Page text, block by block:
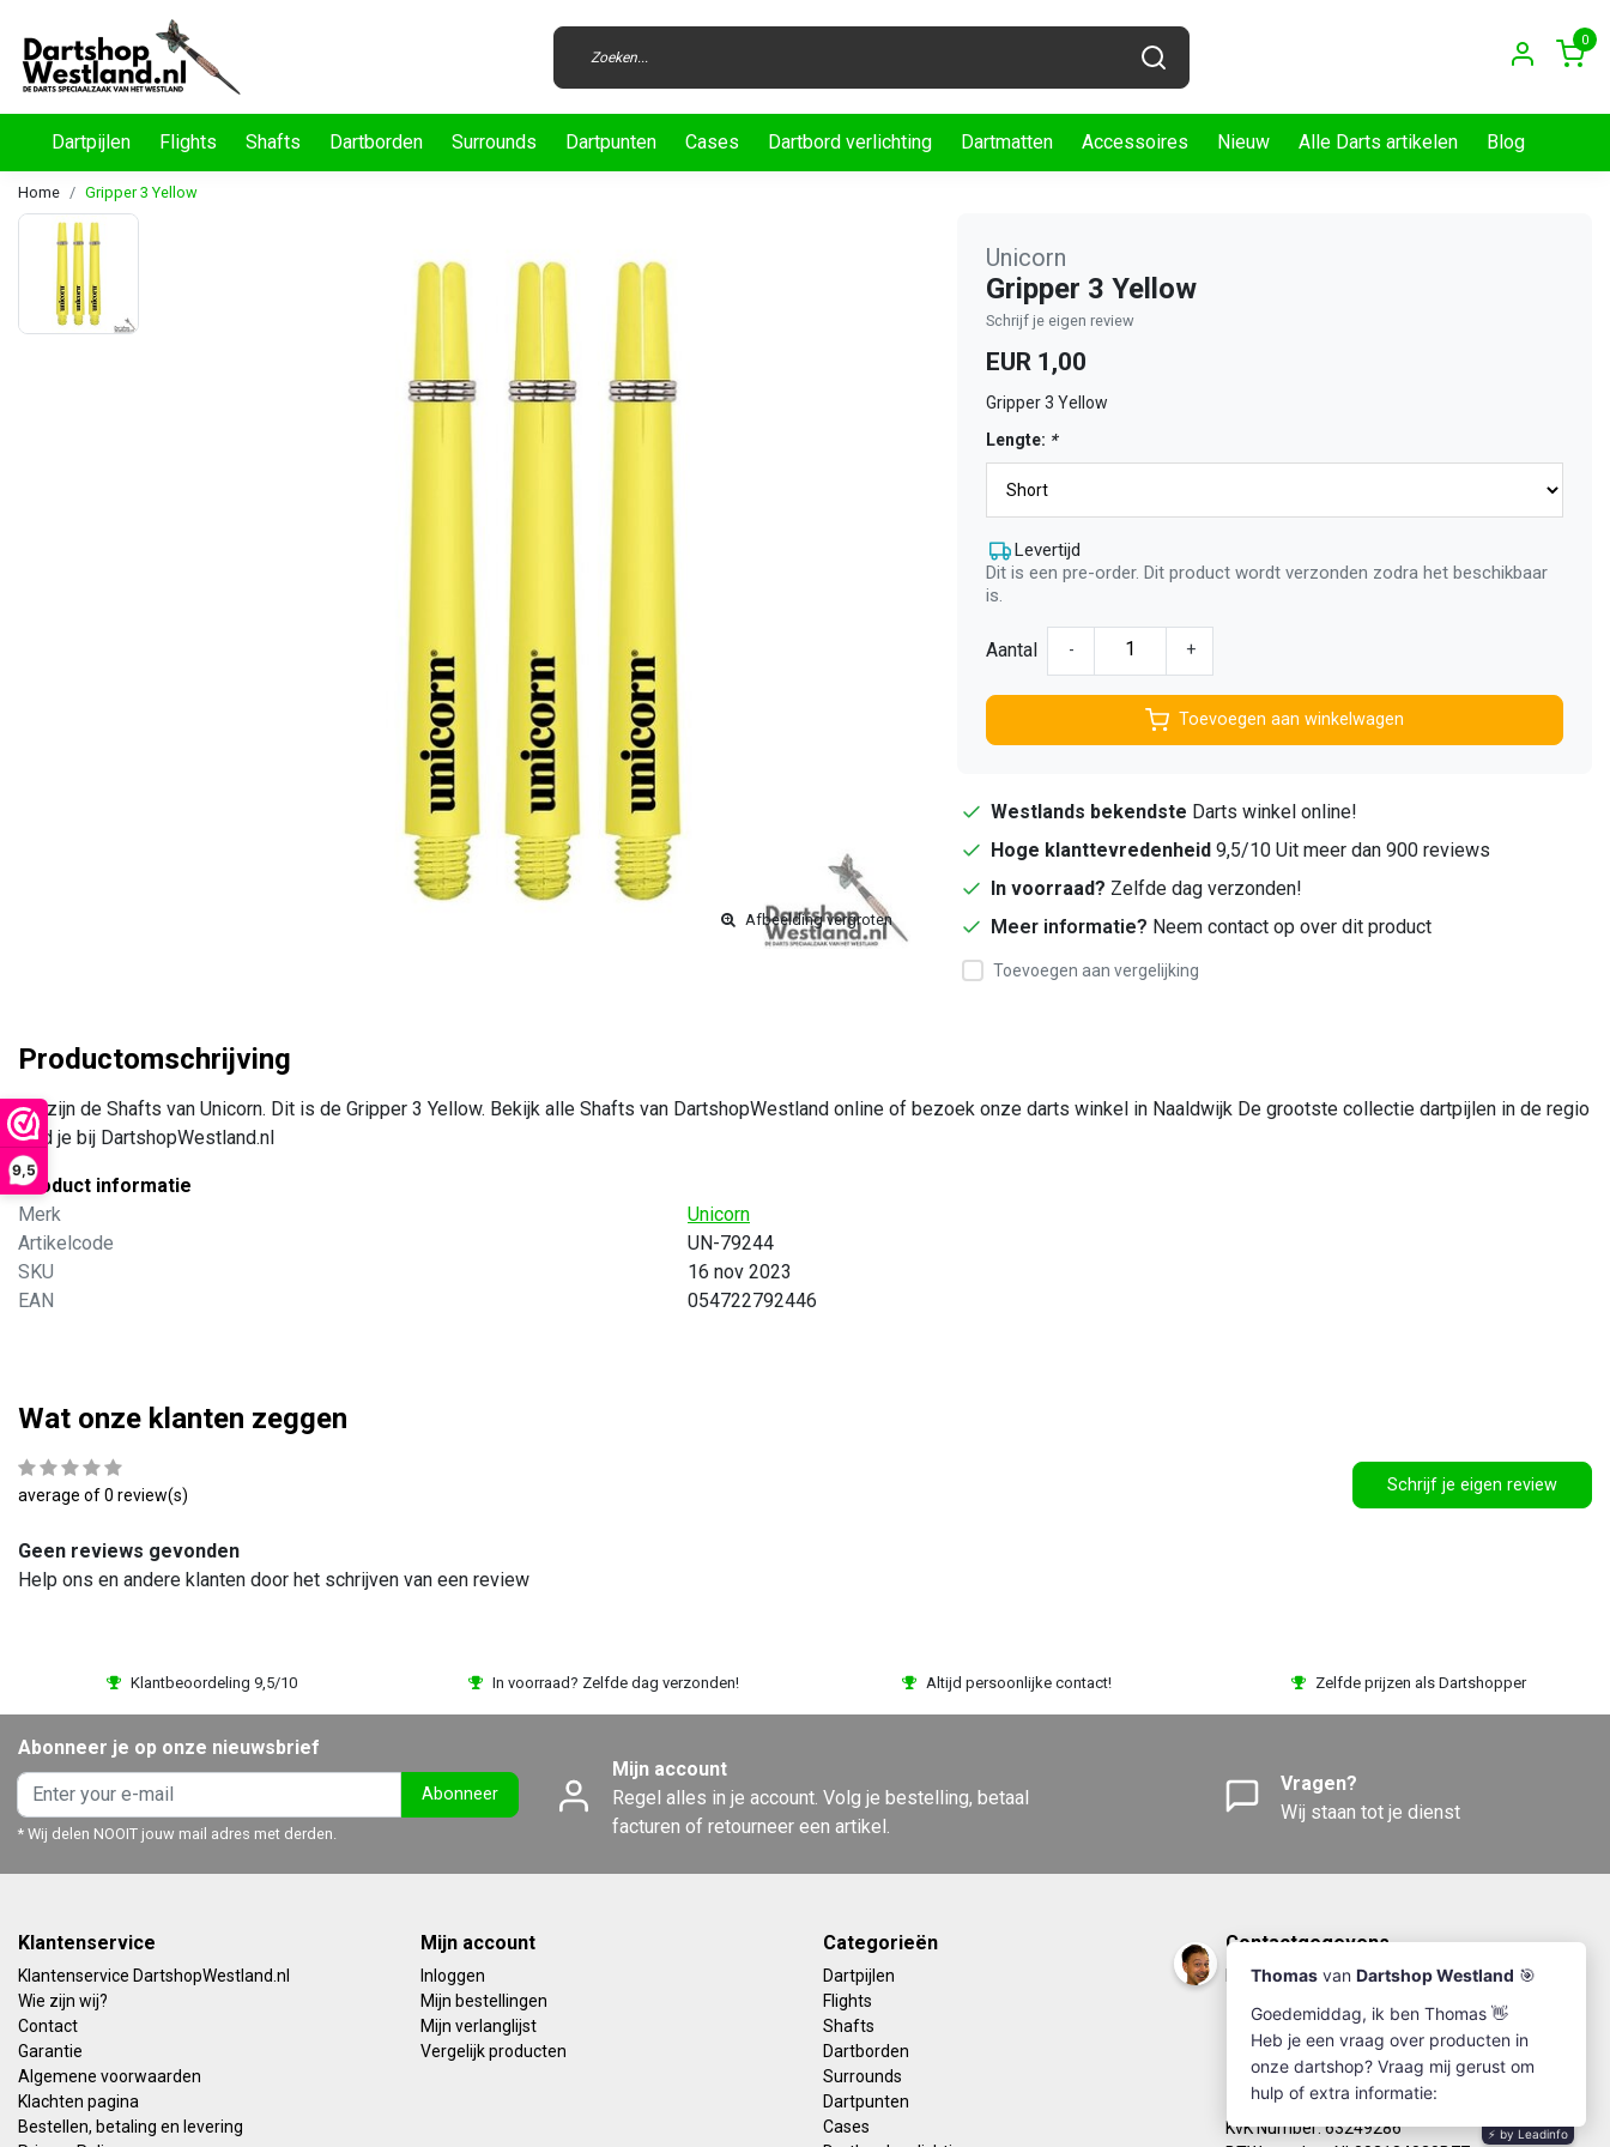
9,5
0
Dartpijlen Flights Shafts Dartborden Surrounds Dartpunten Cases Dartbord verlichting Dartmatten Accessoires Nieuw Alle Darts artikelen Blog
Home Gripper 3 Yellow
Afbeelding vergroten
Unicorn
Gripper 3 Yellow
Schrijf je eigen review
EUR 1,00
Gripper 3 Yellow
Lengte: *
Levertijd
Dit is een pre-order. Dit product wordt verzonden zodra het beschikbaar
is.
Aantal - +
Toevoegen aan winkelwagen
Westlands bekendste Darts winkel online!
Hoge klanttevredenheid 9,5/10 Uit meer dan 900 reviews
In voorraad? Zelfde dag verzonden!
Meer informatie? Neem contact op over dit product
Toevoegen aan vergelijking
Productomschrijving
Dit zijn de Shafts van Unicorn. Dit is de Gripper 3 Yellow. Bekijk alle Shafts van DartshopWestland online of bezoek onze darts winkel in Naaldwijk De grootste collectie dartpijlen in de regio
vind je bij DartshopWestland.nl
Product informatie
Merk
Unicorn
Artikelcode
UN-79244
SKU
16 nov 2023
EAN
054722792446
Wat onze klanten zeggen
average of 0 review(s) Schrijf je eigen review
Geen reviews gevonden
Help ons en andere klanten door het schrijven van een review
Klantbeoordeling 9,5/10 In voorraad? Zelfde dag verzonden! Altijd persoonlijke contact! Zelfde prijzen als Dartshopper
Abonneer je op onze nieuwsbrief
Abonneer
* Wij delen NOOIT jouw mail adres met derden.
Mijn account
Regel alles in je account. Volg je bestelling, betaal
facturen of retourneer een artikel.
Vragen?
Wij staan tot je dienst
Klantenservice
Klantenservice DartshopWestland.nl
Wie zijn wij?
Contact
Garantie
Algemene voorwaarden
Klachten pagina
Bestellen, betaling en levering
Mijn account
Inloggen
Mijn bestellingen
Mijn verlanglijst
Vergelijk producten
Categorieën
Dartpijlen
Flights
Shafts
Dartborden
Surrounds
Dartpunten
Cases
Contactgegevens
DartshopWestland.nl
info@dartshopwestland.nl
Kleine Woerdlaan 19
2671 CA - Naaldwijk
KvK Number: 63249286